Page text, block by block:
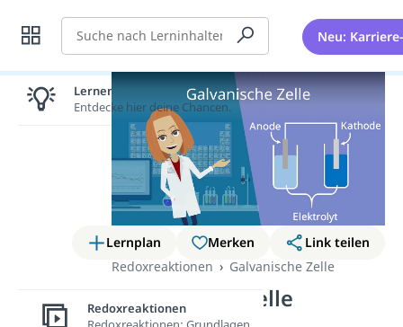
Suche Neu:
Lernplan Merken
Link teilen
Redoxreaktionen
Galvanische Zelle
Galvanische Zelle
Lernen lohnt sich!
Entdecke hier deine Chancen.
Redoxreaktionen